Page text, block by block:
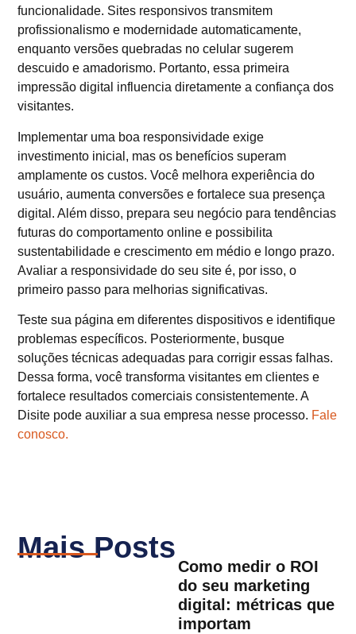
funcionalidade. Sites responsivos transmitem
profissionalismo e modernidade automaticamente,
enquanto versões quebradas no celular sugerem
descuido e amadorismo. Portanto, essa primeira
impressão digital influencia diretamente a confiança dos
visitantes.
Implementar uma boa responsividade exige
investimento inicial, mas os benefícios superam
amplamente os custos. Você melhora experiência do
usuário, aumenta conversões e fortalece sua presença
digital. Além disso, prepara seu negócio para tendências
futuras do comportamento online e possibilita
sustentabilidade e crescimento em médio e longo prazo.
Avaliar a responsividade do seu site é, por isso, o
primeiro passo para melhorias significativas.
Teste sua página em diferentes dispositivos e identifique
problemas específicos. Posteriormente, busque
soluções técnicas adequadas para corrigir essas falhas.
Dessa forma, você transforma visitantes em clientes e
fortalece resultados comerciais consistentemente. A
Disite pode auxiliar a sua empresa nesse processo. Fale
conosco.
Mais Posts
Como medir o ROI
do seu marketing
digital: métricas que
importam